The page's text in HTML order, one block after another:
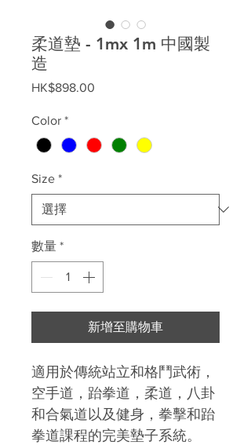
柔道墊 - 1mx 1m 中國製
造
HK$898.00
Color *
Size *
數量 *
新增至購物車
適用於傳統站立和格鬥武術，
空手道，跆拳道，柔道，八卦
和合氣道以及健身，拳擊和跆
拳道課程的完美墊子系統。